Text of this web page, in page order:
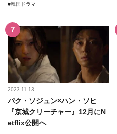
韓国ドラマ
2023.11.13
パク・ソジュン×ハン・ソヒ
『京城クリーチャー』12月にN
etflix公開へ